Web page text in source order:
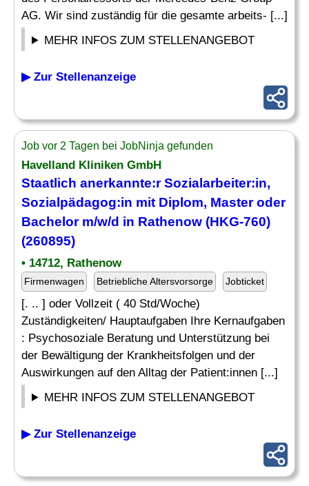
AG. Wir sind zuständig für die gesamte arbeits- [...]
MEHR INFOS ZUM STELLENANGEBOT
▶ Zur Stellenanzeige
Job vor 2 Tagen bei JobNinja gefunden
Havelland Kliniken GmbH
Staatlich anerkannte:r Sozialarbeiter:in,
Sozialpädagog:in mit Diplom, Master oder
Bachelor m/w/d in Rathenow (HKG-760)
(260895)
• 14712, Rathenow
Firmenwagen Betriebliche Altersvorsorge Jobticket
[. .. ] oder Vollzeit ( 40 Std/Woche)
Zuständigkeiten/ Hauptaufgaben Ihre Kernaufgaben
: Psychosoziale Beratung und Unterstützung bei
der Bewältigung der Krankheitsfolgen und der
Auswirkungen auf den Alltag der Patient:innen [...]
MEHR INFOS ZUM STELLENANGEBOT
▶ Zur Stellenanzeige